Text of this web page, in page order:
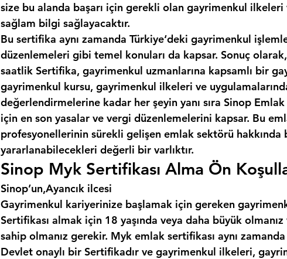
size bu alanda başarı için gerekli olan gayrimenkul ilkeleri
sağlam bilgi sağlayacaktır.
Bu sertifika aynı zamanda Türkiye‘deki gayrimenkul
düzenlemeleri gibi temel konuları da kapsar. Sonuç
saatlik Sertifika, gayrimenkul uzmanlarına kapsamlı bir
gayrimenkul kursu, gayrimenkul ilkeleri ve
değerlendirmelerine kadar her şeyin yanı sıra Sinop Emlak
için en son yasalar ve vergi düzenlemelerini kapsar. Bu
profesyonellerinin sürekli gelişen emlak sektörü
yararlanabilecekleri değerli bir varlıktır.
Sinop Myk Sertifikası Alma Ön
Sinop’un,Ayancık ilcesi
Gayrimenkul kariyerinize başlamak için gereken
Sertifikası almak için 18 yaşında veya daha büyük olmanız
sahip olmanız gerekir. Myk emlak sertifikası aynı
Devlet onaylı bir Sertifikadır ve gayrimenkul ilkeleri,